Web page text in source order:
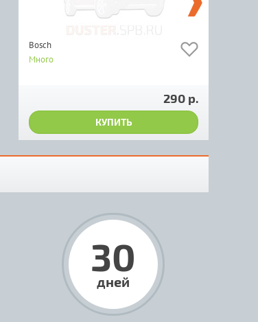
Bosch
Много
290 р.
КУПИТЬ
30
дней